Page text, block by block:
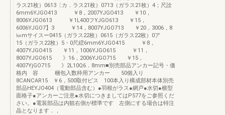
ラス21枚）0613〔カ．ラス21枚）0713（ガラス21枚）4；尺詮
6mm6YJGO413 ￥8，2007YJGO413 ￥10，
8006YJGO613 ￥1L400フYJGO613 ￥15，
6006YJGO7】3 ￥14，8007YJGO713 ￥20，3006，8
㎞mサイスー0415（ガラス22枚）0615（ガラス22枚）0ア
15（ガラス22枚）5・0尺繧6mm6YJGO415 ￥8，
4007YJGO415 ￥11，1006YJGO615 ￥11，
8007YJGO615 》16，2006YJGO715 ￥15，
4007YjGO715 》2L10Q6．8mm■別売部品アンカー記号・価
格内 容 梱包入数枠用アンカー 50個入り
8CANCAR15 ￥6，500取付ビス 100本入り構成部材本体別売
部品HEYJO404（電動部品含む）●羽根がラス●網戸●水切●横型
面格子●アンカーご注意●水切につきましてはP577をご参照くだ
さい。●電装部品は内観右側が標準です 左側にする場合は特注
晶となります．，